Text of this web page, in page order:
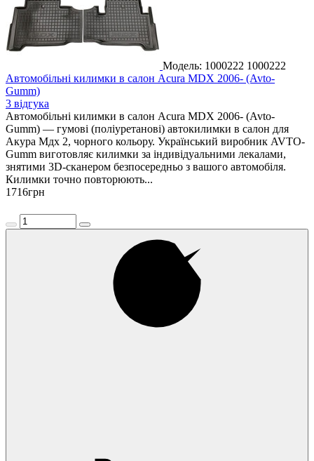
Модель: 1000222 1000222
Автомобільні килимки в салон Acura MDX 2006- (Avto-
Gumm)
3 відгука
Автомобільні килимки в салон Acura MDX 2006- (Avto-
Gumm) — гумові (поліуретанові) автокилимки в салон для
Акура Мдх 2, чорного кольору. Український виробник AVTO-
Gumm виготовляє килимки за індивідуальними лекалами,
знятими 3D-сканером безпосередньо з вашого автомобіля.
Килимки точно повторюють...
1716грн